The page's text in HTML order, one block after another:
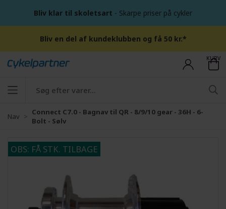
Bliv klar til skoletsart - Skarpe priser på cykler
Bliv en del af kundeklubben og få 50 kr.*
KURV
Nav
Connect C7.0 - Bagnav til QR - 8/9/10 gear - 36H - 6-
Bolt - Sølv
OBS: FÅ STK. TILBAGE